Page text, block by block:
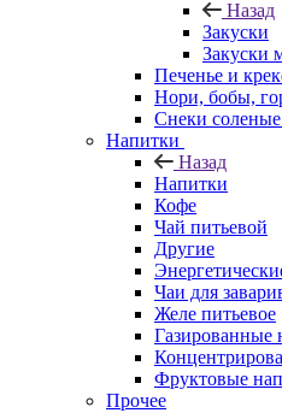
Назад
Закуски
Закуски
Печенье и
Нори, бобы,
Снеки
Напитки
Назад
Напитки
Кофе
Чай питьевой
Другие
Чаи для
Желе питьевое
Газированные
Фруктовые
Прочее